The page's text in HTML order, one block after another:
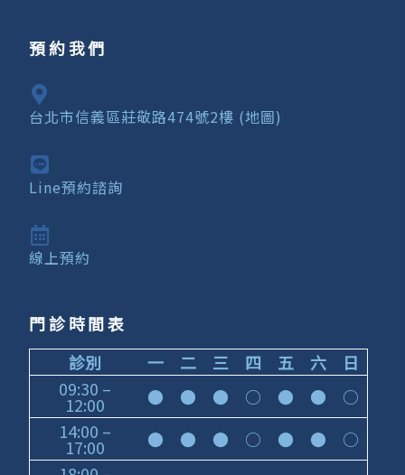
預約我們
台北市信義區莊敬路474號2樓 (地圖)
Line預約諮詢
線上預約
門診時間表
診別
一 二 三 四 五 六
日
09:30 –
12:00 ● ● ● ○ ● ●
○
14:00 –
17:00 ● ● ● ○ ● ●
○